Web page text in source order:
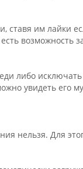
ставя им лайки
возможность
либо
увидеть его
нельзя. Для